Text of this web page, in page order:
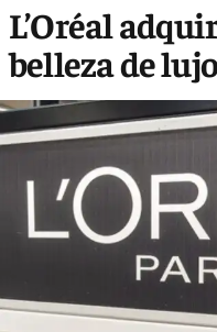
L’Oréal
belleza de